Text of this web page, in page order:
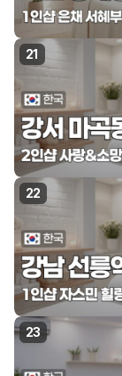
21
22
23